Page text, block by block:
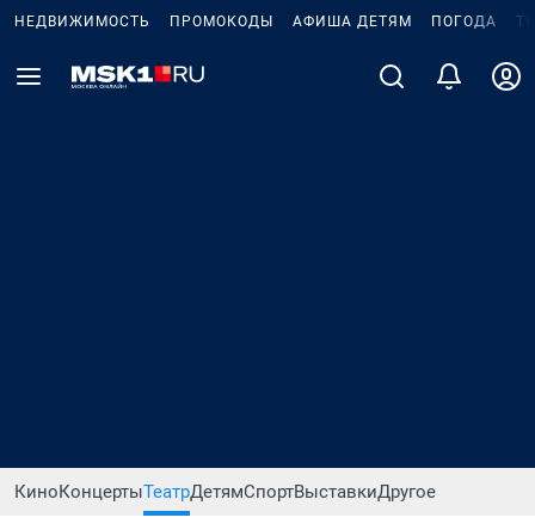
НЕДВИЖИМОСТЬ ПРОМОКОДЫ АФИША ДЕТЯМ ПОГОДА
КиноКонцертыТеатрДетямСпортВыставкиДругое